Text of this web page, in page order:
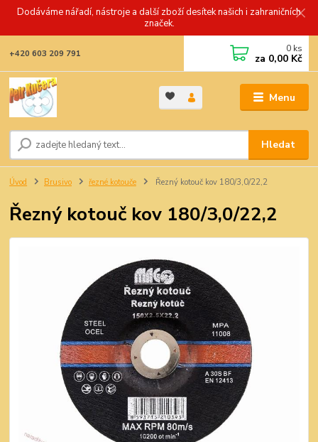
Dodáváme nářadí, nástroje a další zboží desítek našich i zahraničních
značek.
Menu
Hledat
+420 603 209 791 0 ks
za 0,00 Kč
Úvod Brusivo řezné kotouče Řezný kotouč kov 180/3,0/22,2
Řezný kotouč kov 180/3,0/22,2